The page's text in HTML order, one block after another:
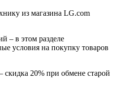
из магазина LG.com
– в этом разделе
условия на покупку товаров
20% при обмене старой